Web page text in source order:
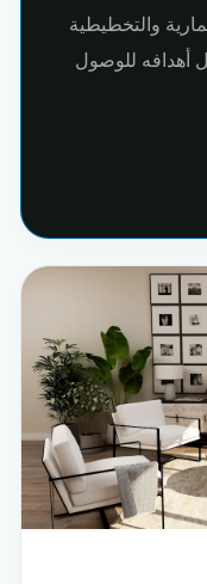
والتخطيطية
للوصول